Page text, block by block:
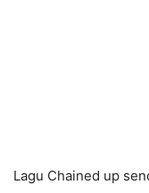
Lagu Chained up